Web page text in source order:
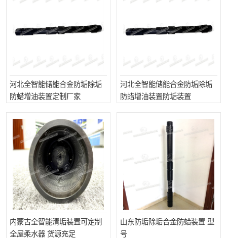
河北全智能储能合金防垢除垢
防蜡增油装置定制厂家
河北全智能储能合金防垢除垢
防蜡增油装置防垢装置
内蒙古全智能清垢装置可定制
全屋柔水器 货源充足
山东防垢除垢合金防蜡装置 型
号